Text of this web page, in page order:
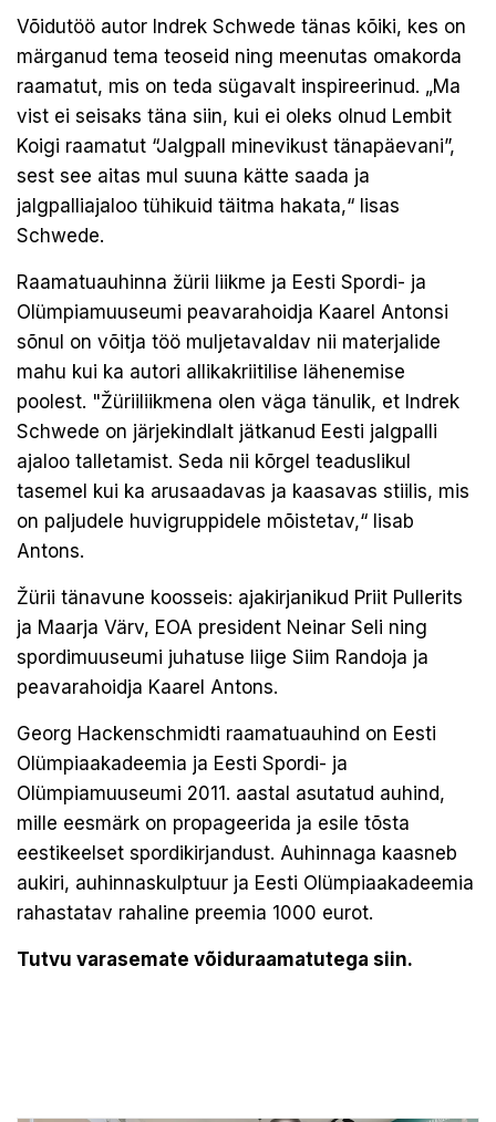
Võidutöö autor Indrek Schwede tänas kõiki, kes on
märganud tema teoseid ning meenutas omakorda
raamatut, mis on teda sügavalt inspireerinud. „Ma
vist ei seisaks täna siin, kui ei oleks olnud Lembit
Koigi raamatut “Jalgpall minevikust tänapäevani”,
sest see aitas mul suuna kätte saada ja
jalgpalliajaloo tühikuid täitma hakata,“ lisas
Schwede.
Raamatuauhinna žürii liikme ja Eesti Spordi- ja
Olümpiamuuseumi peavarahoidja Kaarel Antonsi
sõnul on võitja töö muljetavaldav nii materjalide
mahu kui ka autori allikakriitilise lähenemise
poolest. "Žüriiliikmena olen väga tänulik, et Indrek
Schwede on järjekindlalt jätkanud Eesti jalgpalli
ajaloo talletamist. Seda nii kõrgel teaduslikul
tasemel kui ka arusaadavas ja kaasavas stiilis, mis
on paljudele huvigruppidele mõistetav,“ lisab
Antons.
Žürii tänavune koosseis: ajakirjanikud Priit Pullerits
ja Maarja Värv, EOA president Neinar Seli ning
spordimuuseumi juhatuse liige Siim Randoja ja
peavarahoidja Kaarel Antons.
Georg Hackenschmidti raamatuauhind on Eesti
Olümpiaakadeemia ja Eesti Spordi- ja
Olümpiamuuseumi 2011. aastal asutatud auhind,
mille eesmärk on propageerida ja esile tõsta
eestikeelset spordikirjandust. Auhinnaga kaasneb
aukiri, auhinnaskulptuur ja Eesti Olümpiaakadeemia
rahastatav rahaline preemia 1000 eurot.
Tutvu varasemate võiduraamatutega siin.